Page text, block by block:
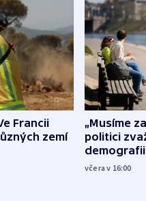
Francii
zemí
„Musíme
politici
demografii
včera v 16:00